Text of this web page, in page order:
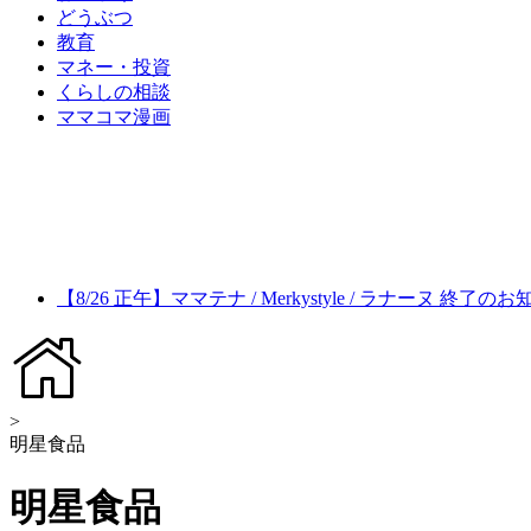
どうぶつ
教育
マネー・投資
くらしの相談
ママコマ漫画
【8/26 正午】ママテナ / Merkystyle / ラナーヌ 終了のお
>
明星食品
明星食品